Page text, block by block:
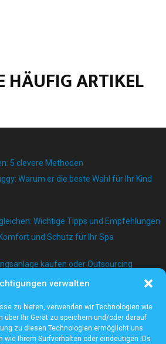
verwalten
zu bieten, verwenden wir Technologien wie
über Ihr Gerät zu speichern und/oder darauf
zu diesen Technologien ermöglicht uns
wie Ihrem Surfverhalten oder eindeutigen IDs
HÄUFIG ARTIKEL
5 clevere Methoden
Warum er die beste Wahl für Ihr Kind
Wichtige Tipps und Empfehlungen
und Schutz für Ihr Spa
kaufen oder Outsourcing